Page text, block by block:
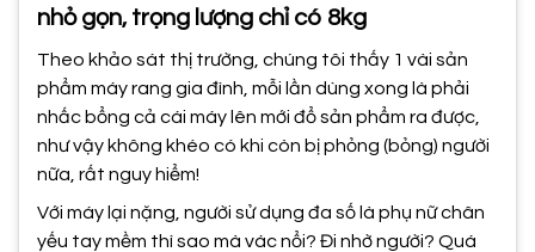
nhỏ gọn, trọng lượng chỉ có 8kg
Theo khảo sát thị trường, chúng tôi thấy 1 vài sản
phẩm máy rang gia đình, mỗi lần dùng xong là phải
nhấc bổng cả cái máy lên mới đổ sản phẩm ra được,
như vậy không khéo có khi còn bị phỏng (bỏng) người
nữa, rất nguy hiểm!
Với máy lại nặng, người sử dụng đa số là phụ nữ chân
yếu tay mềm thì sao mà vác nổi? Đi nhờ người? Quá